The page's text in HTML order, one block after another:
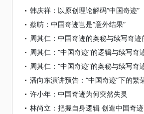
韩庆祥：以原创理论解码“中国奇迹”
蔡昉：中国奇迹岂是“意外结果”
许小年：中国奇迹为何突然失灵
林尚立：把握自身逻辑 创造中国奇迹